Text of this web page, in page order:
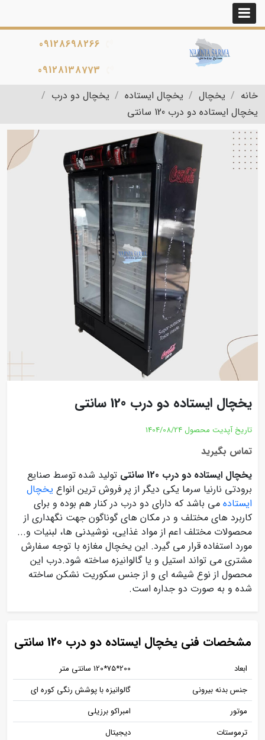
09128698266
09128138773
خانه
یخچال یخچال ایستاده
یخچال دو درب
یخچال ایستاده دو درب 120 سانتی
یخچال ایستاده دو درب 120 سانتی
تاریخ آپدیت محصول 1404/08/24
تماس بگیرید
یخچال ایستاده دو درب 120 سانتی
تولید شده توسط صنایع
برودتی نارنیا سرما یکی دیگر از پر فروش ترین انواع یخچال
ایستاده می باشد که دارای دو درب در کنار هم بوده و برای
کاربرد های مختلف و در مکان های گوناگون جهت نگهداری از
محصولات مختلف اعم از مواد غذایی، نوشیدنی ها، لبنیات و...
مورد استفاده قرار می گیرد. این یخچال مغازه با توجه سفارش
مشتری می تواند استیل و یا گالوانیزه ساخته شود.درب این
محصول از نوع شیشه ای و از جنس سکوریت نشکن ساخته
شده و به صورت دو جداره است.
مشخصات فنی یخچال ایستاده دو درب 120 سانتی
ابعاد
200*75*120 سانتی متر
جنس بدنه بیرونی
گالوانیزه با پوشش رنگی کوره ای
موتور
امبراکو برزیلی
ترموستات
دیجیتال